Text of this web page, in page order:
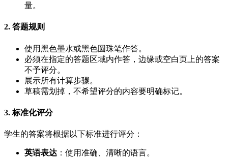
量。
2. 答题规则
使用黑色墨水或黑色圆珠笔作答。
必须在指定的答题区域内作答，边缘或空白页上的答案
不予评分。
展示所有计算步骤。
草稿需划掉，不希望评分的内容要明确标记。
3. 标准化评分
学生的答案将根据以下标准进行评分：
英语表达 ：使用准确、清晰的语言。